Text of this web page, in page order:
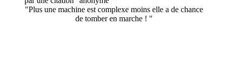
"Plus une machine est complexe moins elle a de chance
de tomber en marche ! "